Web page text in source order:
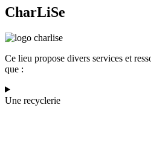
CharLiSe
Ce lieu propose divers services et
que :
Une recyclerie